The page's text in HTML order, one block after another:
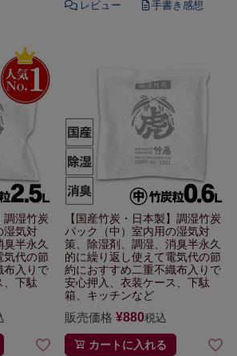
調湿竹炭
湿気対
臭半永久
気代の節
布入りで
、下駄
【国産竹炭・日本製】 調湿竹炭
パック（中） 室内用の湿気対
策、除湿剤、調湿、消臭半永久
的に繰り返し使えて電気代の節
約におすすめ二重不織布入りで
安心押入、衣装ケース、下駄
箱、キッチンなど
販売価格 ¥880税込
カートに入れる